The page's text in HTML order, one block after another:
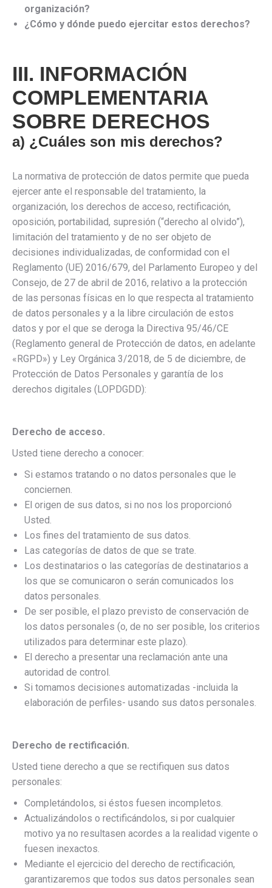
organización?
¿Cómo y dónde puedo ejercitar estos derechos?
III. INFORMACIÓN
COMPLEMENTARIA
SOBRE DERECHOS
a) ¿Cuáles son mis derechos?
La normativa de protección de datos permite que pueda
ejercer ante el responsable del tratamiento, la
organización, los derechos de acceso, rectificación,
oposición, portabilidad, supresión (“derecho al olvido”),
limitación del tratamiento y de no ser objeto de
decisiones individualizadas, de conformidad con el
Reglamento (UE) 2016/679, del Parlamento Europeo y del
Consejo, de 27 de abril de 2016, relativo a la protección
de las personas físicas en lo que respecta al tratamiento
de datos personales y a la libre circulación de estos
datos y por el que se deroga la Directiva 95/46/CE
(Reglamento general de Protección de datos, en adelante
«RGPD») y Ley Orgánica 3/2018, de 5 de diciembre, de
Protección de Datos Personales y garantía de los
derechos digitales (LOPDGDD):
Derecho de acceso.
Usted tiene derecho a conocer:
Si estamos tratando o no datos personales que le
conciernen.
El origen de sus datos, si no nos los proporcionó
Usted.
Los fines del tratamiento de sus datos.
Las categorías de datos de que se trate.
Los destinatarios o las categorías de destinatarios a
los que se comunicaron o serán comunicados los
datos personales.
De ser posible, el plazo previsto de conservación de
los datos personales (o, de no ser posible, los criterios
utilizados para determinar este plazo).
El derecho a presentar una reclamación ante una
autoridad de control.
Si tomamos decisiones automatizadas -incluida la
elaboración de perfiles- usando sus datos personales.
Derecho de rectificación.
Usted tiene derecho a que se rectifiquen sus datos
personales:
Completándolos, si éstos fuesen incompletos.
Actualizándolos o rectificándolos, si por cualquier
motivo ya no resultasen acordes a la realidad vigente o
fuesen inexactos.
Mediante el ejercicio del derecho de rectificación,
garantizaremos que todos sus datos personales sean